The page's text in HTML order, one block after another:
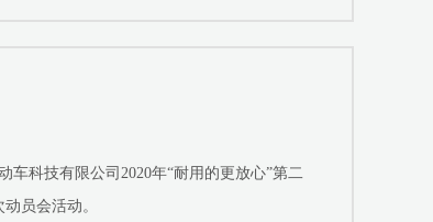
车科技有限公司2020年“耐用的更放心”第二
员会活动。